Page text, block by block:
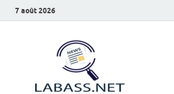
7 août 2026